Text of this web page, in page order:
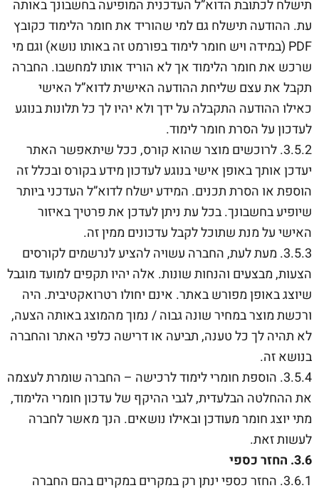
תישלח לכתובת הדוא”ל העדכנית המופיעה בחשבונך באותה
עת. ההודעה תישלח גם למי שהוריד את חומר הלימוד כקובץ
PDF (במידה ויש חומר לימוד בפורמט זה באותו נושא) וגם מי
שרכש את חומר הלימוד אך לא הוריד אותו למחשבו. החברה
תקבל את עצם שליחת ההודעה האישית לדוא”ל האישי
כאילו ההודעה התקבלה על ידך ולא יהיו לך כל תלונות בנוגע
לעדכון על הסרת חומר לימוד.
3.5.2. לרוכשים מוצר שהוא קורס, ככל שיתאפשר האתר
יעדכן אותך באופן אישי בנוגע לעדכון מידע בקורס ובכלל זה
הוספת או הסרת תכנים. המידע ישלח לדוא”ל העדכני ביותר
שיופיע בחשבונך. בכל עת ניתן לעדכן את פרטיך באיזור
האישי על מנת שתוכל לקבל עדכונים ממין זה.
3.5.3. מעת לעת, החברה עשויה להציע לנרשמים לקורסים
הצעות, מבצעים והנחות שונות. אלה יהיו תקפים למועד מוגבל
שיוצג באופן מפורש באתר. אינם יחולו רטרואקטיבית. היה
ורכשת מוצר במחיר שונה גבוה / נמוך מהמוצג באותה הצעה,
לא תהיה לך כל טענה, תביעה או דרישה כלפי האתר והחברה
בנושא זה.
3.5.4. הוספת חומרי לימוד לרכישה – החברה שומרת לעצמה
את ההחלטה הבלעדית, לגבי ההיקף של עדכון חומרי הלימוד,
מתי יוצג חומר מעודכן ובאילו נושאים. הנך מאשר לחברה
לעשות זאת.
3.6. החזר כספי
3.6.1. החזר כספי ינתן רק במקרים במקרים בהם החברה